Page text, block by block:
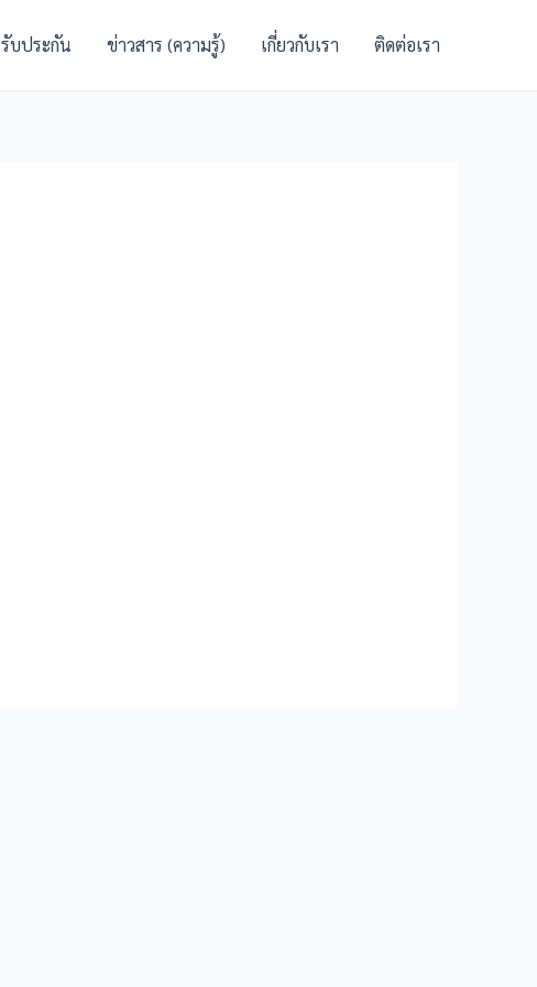
รับประกัน ข่าวสาร (ความรู้) เกี่ยวกับเรา ติดต่อเรา